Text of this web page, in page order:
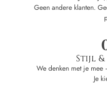
Geen andere klanten.
Stijl &
We denken met je
Je